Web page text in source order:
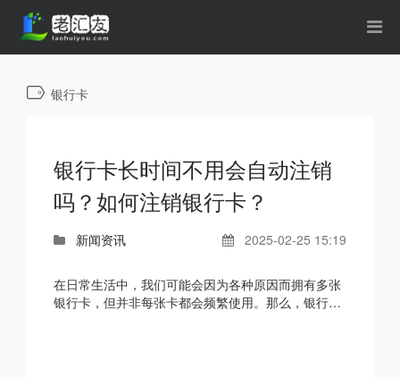
银行卡
银行卡长时间不用会自动注销
吗？如何注销银行卡？
新闻资讯 2025-02-25 15:19
在日常生活中，我们可能会因为各种原因而拥有多张
银行卡，但并非每张卡都会频繁使用。那么，银行卡